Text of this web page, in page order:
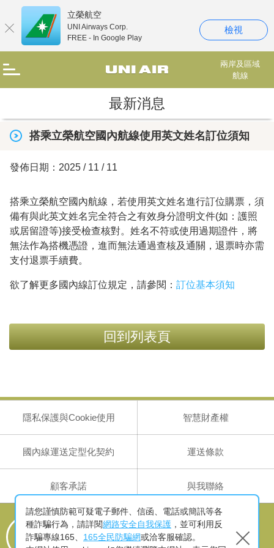
兩岸及區域
航線
最新消息
搭乘立榮航空國內航線使用英文姓名訂位須知
發佈日期：2025 / 11 / 11
搭乘立榮航空國內航線，若使用英文姓名進行訂位購票，須
備有與此英文姓名完全符合之有效身分證明文件(如：護照
或居留證等)接受檢查核對。姓名不符或使用過期證件，將
無法作為搭機憑證，進而無法通過查核及通關，退票時亦需
支付退票手續費。
欲了解更多國內線訂位規定，請參閱： 訂位基本須知
回到列表頁
隱私保護與Cookie使用 智慧財產權
國內線運送定型化契約 運送條款
顧客承諾 與我聯絡
客服專線
886-2-25086999 (國內航線)
請您謹慎防範可疑電子郵件、信函、電話或簡訊等各
種詐騙行為，請詳閱網路安全自我保護 ，並可利用反
詐騙專線165、 165全民防騙網或洽客服確認。
立榮航空
UNI Airways Corp.
FREE - In Google Play
檢視